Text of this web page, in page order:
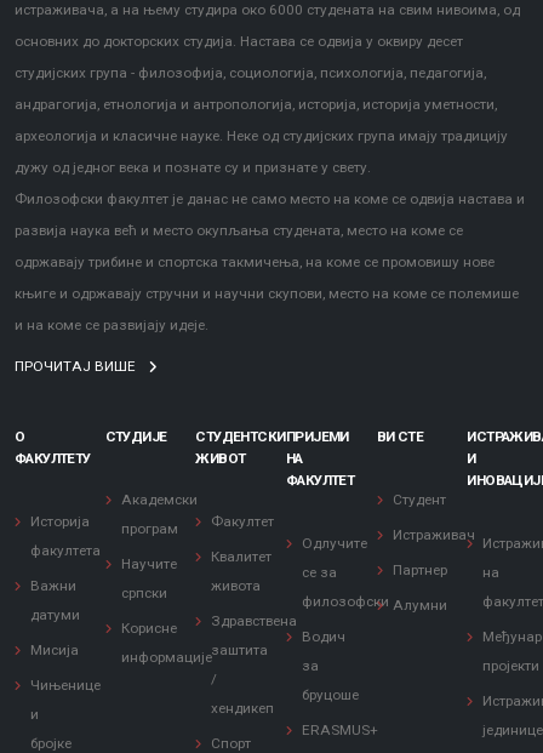
истраживача, а на њему студира око 6000 студената на свим нивоима, од
основних до докторских студија. Настава се одвија у оквиру десет
студијских група - филозофија, социологија, психологија, педагогија,
андрагогија, етнологија и антропологија, историја, историја уметности,
археологија и класичне науке. Неке од студијских група имају традицију
дужу од једног века и познате су и признате у свету.
Филозофски факултет је данас не само место на коме се одвија настава и
развија наука већ и место окупљања студената, место на коме се
одржавају трибине и спортска такмичења, на коме се промовишу нове
књиге и одржавају стручни и научни скупови, место на коме се полемише
и на коме се развијају идеје.
ПРОЧИТАЈ ВИШЕ
О
ФАКУЛТЕТУ
Историја
факултета
Важни
датуми
Мисија
Чињенице
и
бројке
СТУДИЈЕ
Академски
програм
Научите
српски
Корисне
информације
СТУДЕНТСКИ
ЖИВОТ
Факултет
Квалитет
живота
Здравствена
заштита
/
хендикеп
Спорт
ПРИЈЕМИ
НА
ФАКУЛТЕТ
Одлучите
се за
филозофски
Водич
за
бруцоше
ERASMUS+
ВИ СТЕ
Студент
Истраживач
Партнер
Алумни
И
на
пројекти
јединице